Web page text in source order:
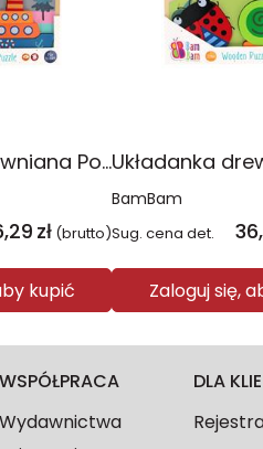
Układanka drewniana Pojazdy BamBam
zł (brutto)
kupić
BamBam
Sug. cena det.
Zaloguj się,
WSPÓŁPRACA
Wydawnictwa
DLA